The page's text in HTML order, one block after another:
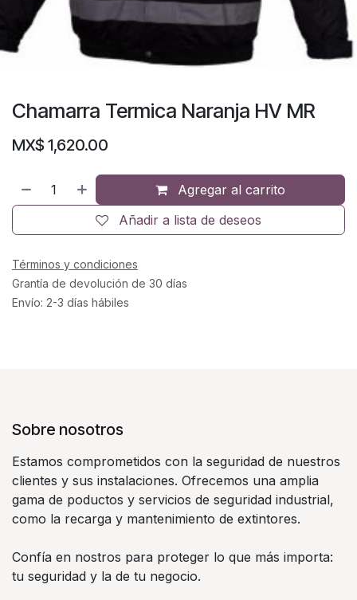
Chamarra Termica Naranja HV MR
MX$ 1,620.00
Agregar al carrito
Añadir a lista de deseos
Términos y condiciones
Grantía de devolución de 30 días
Envío: 2-3 días hábiles
Sobre nosotros
Estamos comprometidos con la seguridad de nuestros
clientes y sus instalaciones. Ofrecemos una amplia
gama de poductos y servicios de seguridad industrial,
como la recarga y mantenimiento de extintores.
Confía en nostros para proteger lo que más importa:
tu seguridad y la de tu negocio.